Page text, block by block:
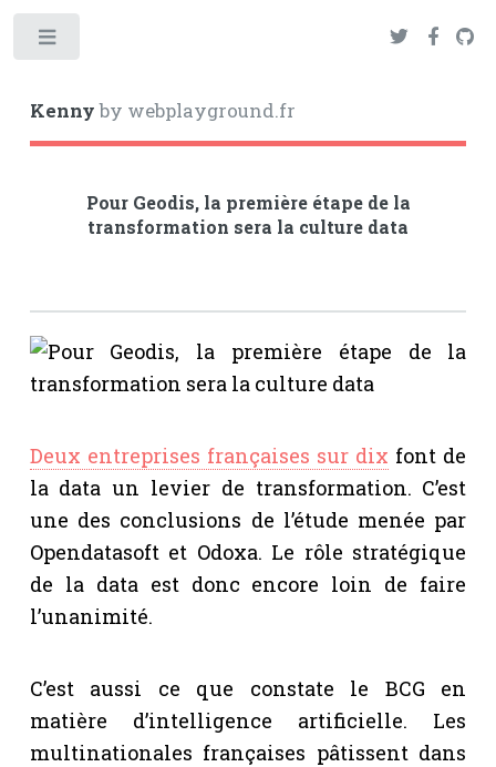
Kennyby webplayground.fr
Pour Geodis, la première étape de la
transformation sera la culture data
Deux entreprises françaises sur dix font de
la data un levier de transformation. C’est
une des conclusions de l’étude menée par
Opendatasoft et Odoxa. Le rôle stratégique
de la data est donc encore loin de faire
l’unanimité.
C’est aussi ce que constate le BCG en
matière d’intelligence artificielle. Les
multinationales françaises pâtissent dans